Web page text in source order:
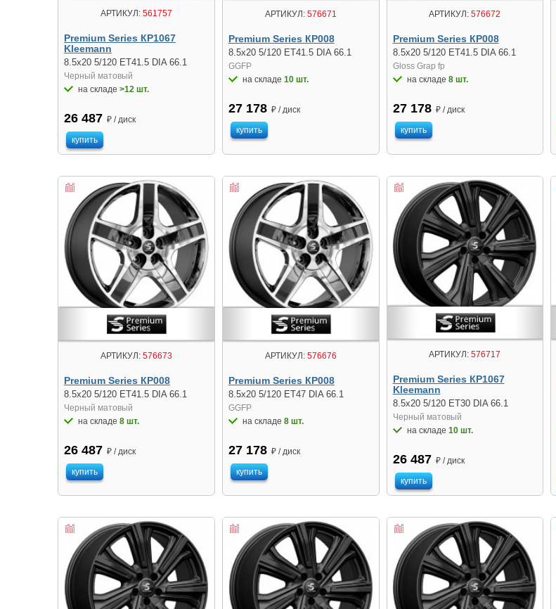
АРТИКУЛ:561757
Premium Series КР1067
Kleemann
8.5x20 5/120 ET41.5 DIA 66.1
Черный матовый
на складе >12 шт.
26 487 ₽ / диск
купить
АРТИКУЛ:576671
Premium Series КР008
8.5x20 5/120 ET41.5 DIA 66.1
GGFP
на складе 10 шт.
27 178 ₽ / диск
купить
АРТИКУЛ: 576672
Premium Series КР008
8.5x20 5/120 ET41.5 DIA 66.1
Gloss Grap fp
на складе 8 шт.
27 178 ₽ / диск
купить
АРТИКУЛ:576673
Premium Series КР008
8.5x20 5/120 ET41.5 DIA 66.1
Черный матовый
на складе 8 шт.
26 487 ₽ / диск
купить
АРТИКУЛ:576676
Premium Series КР008
8.5x20 5/120 ET47 DIA 66.1
GGFP
на складе 8 шт.
27 178 ₽ / диск
купить
АРТИКУЛ: 576717
Premium Series КР1067
Kleemann
8.5x20 5/120 ET30 DIA 66.1
Черный матовый
на складе 10 шт.
26 487 ₽ / диск
купить